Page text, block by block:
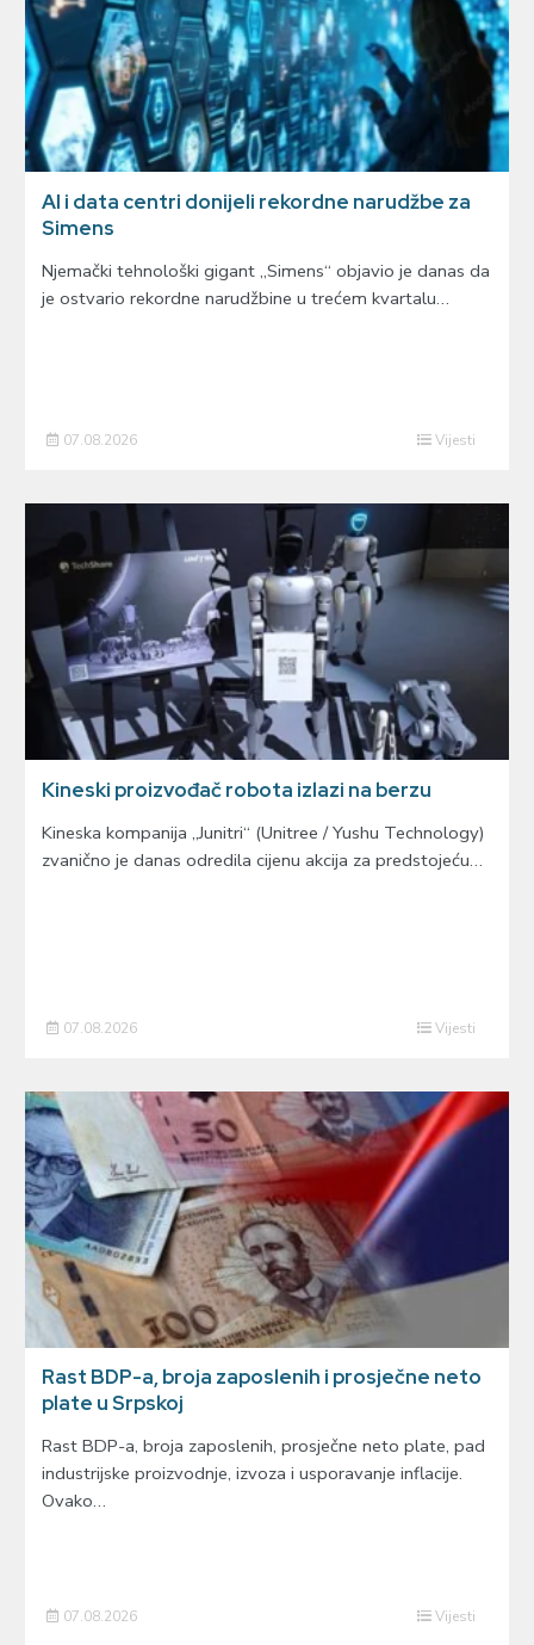
AI i data centri donijeli rekordne narudžbe za
Simens
Njemački tehnološki gigant „Simens“ objavio je danas da
je ostvario rekordne narudžbine u trećem kvartalu…
07.08.2026 Vijesti
Kineski proizvođač robota izlazi na berzu
Kineska kompanija „Junitri“ (Unitree / Yushu Technology)
zvanično je danas odredila cijenu akcija za predstojeću…
07.08.2026 Vijesti
Rast BDP-a, broja zaposlenih i prosječne neto
plate u Srpskoj
Rast BDP-a, broja zaposlenih, prosječne neto plate, pad
industrijske proizvodnje, izvoza i usporavanje inflacije.
Ovako…
07.08.2026 Vijesti